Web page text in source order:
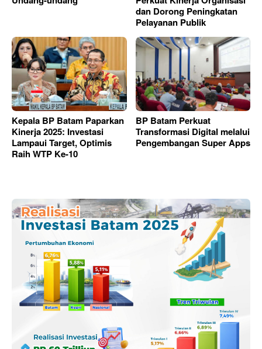
dan Dorong Peningkatan
Pelayanan Publik
Kepala BP Batam Paparkan
Kinerja 2025: Investasi
Lampaui Target, Optimis
Raih WTP Ke-10
BP Batam Perkuat
Transformasi Digital melalui
Pengembangan Super Apps